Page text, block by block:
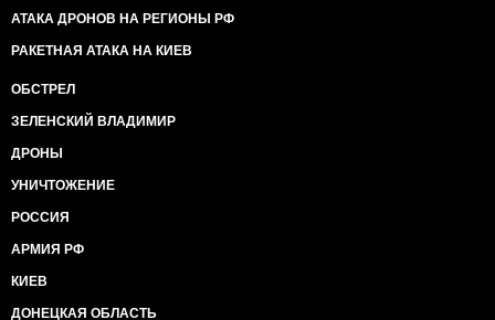
АТАКА ДРОНОВ НА РЕГИОНЫ РФ
РАКЕТНАЯ АТАКА НА КИЕВ
ОБСТРЕЛ
ЗЕЛЕНСКИЙ ВЛАДИМИР
ДРОНЫ
УНИЧТОЖЕНИЕ
РОССИЯ
АРМИЯ РФ
КИЕВ
ДОНЕЦКАЯ ОБЛАСТЬ